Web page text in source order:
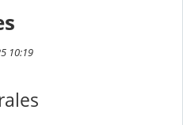
10:19